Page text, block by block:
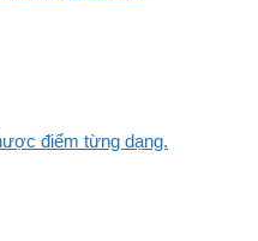
điểm từng dạng.